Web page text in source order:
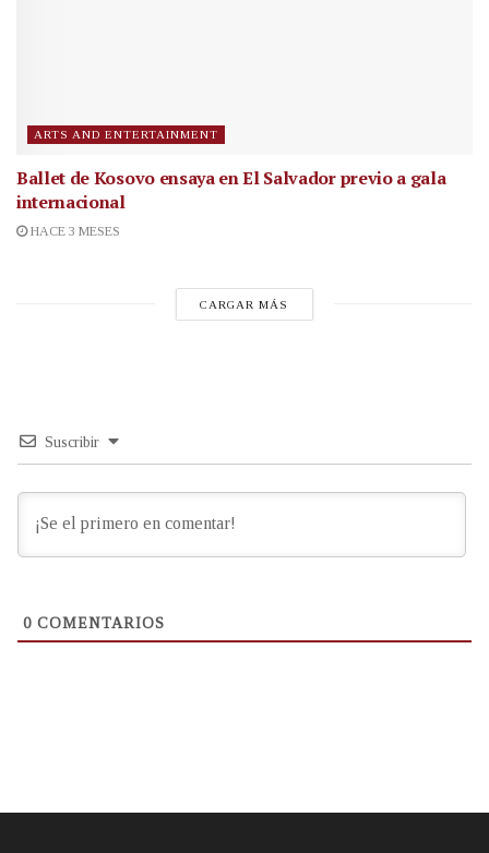
ARTS AND ENTERTAINMENT
Ballet de Kosovo ensaya en El Salvador previo a gala
internacional
HACE 3 MESES
CARGAR MÁS
Suscribir
0 COMENTARIOS